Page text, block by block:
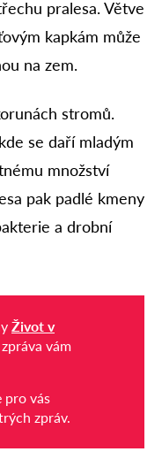
pralesa. Větve
kapkám může
na zem.
stromů.
se daří mladým
množství
pak padlé kmeny
a drobní
Život v
vám
pro vás
zpráv.